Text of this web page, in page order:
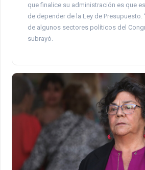
que finalice su administración es que
de depender de la Ley de Presupuesto.
de algunos sectores políticos del
subrayó.